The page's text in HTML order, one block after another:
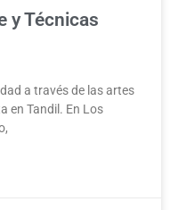
y Técnicas
a través de las artes
en Tandil. En Los